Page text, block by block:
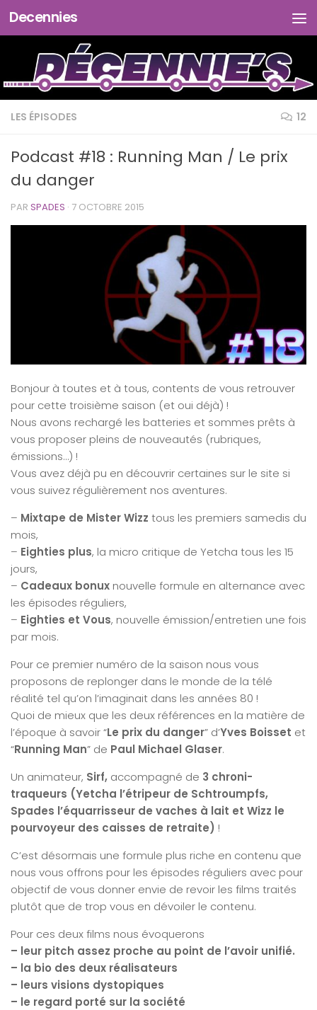
Skip to content
Decennies
LES ÉPISODES 12
Podcast #18 : Running Man / Le prix
du danger
PAR SPADES · 7 OCTOBRE 2015
Bonjour à toutes et à tous, contents de vous retrouver
pour cette troisième saison (et oui déjà) !
Nous avons rechargé les batteries et sommes prêts à
vous proposer pleins de nouveautés (rubriques,
émissions…) !
Vous avez déjà pu en découvrir certaines sur le site si
vous suivez régulièrement nos aventures.
– Mixtape de Mister Wizz tous les premiers samedis du
mois,
– Eighties plus, la micro critique de Yetcha tous les 15
jours,
– Cadeaux bonux nouvelle formule en alternance avec
les épisodes réguliers,
– Eighties et Vous, nouvelle émission/entretien une fois
par mois.
Pour ce premier numéro de la saison nous vous
proposons de replonger dans le monde de la télé
réalité tel qu’on l’imaginait dans les années 80 !
Quoi de mieux que les deux références en la matière de
l’époque à savoir “Le prix du danger” d’Yves Boisset et
“Running Man” de Paul Michael Glaser.
Un animateur, Sirf, accompagné de 3 chroni-
traqueurs (Yetcha l’étripeur de Schtroumpfs,
Spades l’équarrisseur de vaches à lait et Wizz le
pourvoyeur des caisses de retraite) !
C’est désormais une formule plus riche en contenu que
nous vous offrons pour les épisodes réguliers avec pour
objectif de vous donner envie de revoir les films traités
plutôt que de trop vous en dévoiler le contenu.
Pour ces deux films nous évoquerons
– leur pitch assez proche au point de l’avoir unifié.
– la bio des deux réalisateurs
– leurs visions dystopiques
– le regard porté sur la société